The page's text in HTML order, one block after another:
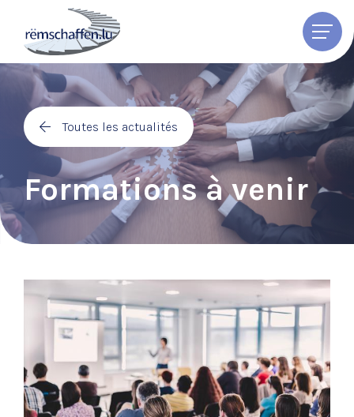
Accueil
Actualités
Galerie
À propos
Services
Formations
Toutes les actualités
Formations à venir